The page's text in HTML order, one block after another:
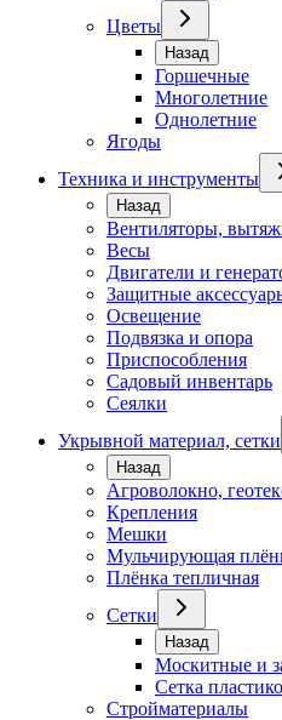
Цветы
Назад
Горшечные
Многолетние
Однолетние
Ягоды
Техника и инструменты
Назад
Вентиляторы,
Весы
Двигатели и
Защитные
Освещение
Подвязка и опора
Приспособления
Садовый инвентарь
Сеялки
Укрывной материал, сетки
Назад
Агроволокно,
Крепления
Мешки
Мульчирующая
Плёнка тепличная
Сетки
Назад
Москитные и
Сетка
Стройматериалы